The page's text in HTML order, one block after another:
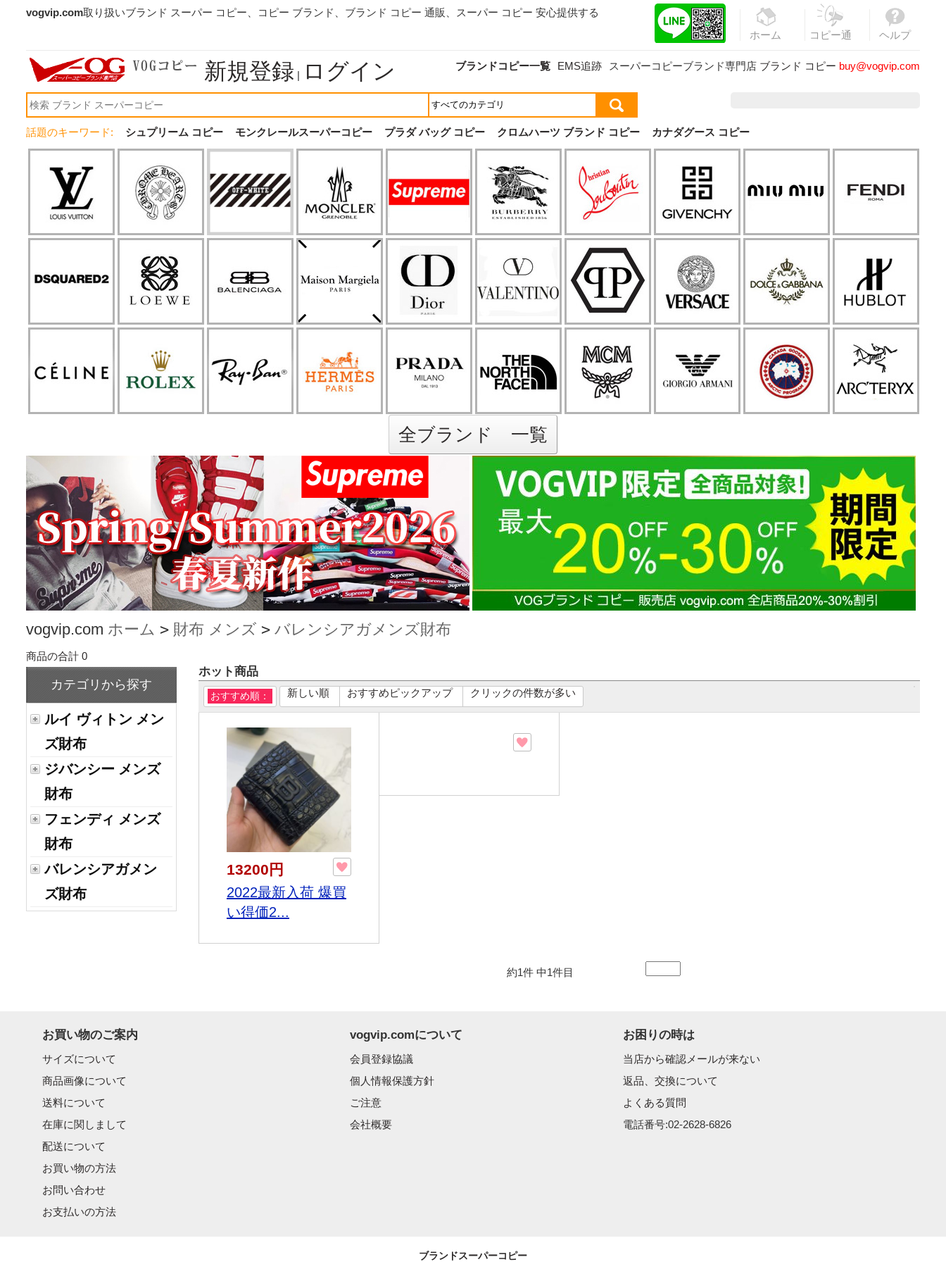
vogvip.com取り扱いブランド スーパー コピー、コピー ブランド、 ブランド コピー 通販
、スーパー コピー 安心提供する
ホーム
コピー通
ヘルプ
新規登録 | ログイン ブランドコピー一覧 EMS追跡 スーパーコピーブランド専門店 ブランド コピー buy@vogvip.com
話題のキーワード: シュプリーム コピー モンクレールスーパーコピー プラダ バッグ コピー クロムハーツ ブランド コピー カナダグース コピー
全ブランド 一覧
vogvip.com ホーム > 財布 メンズ > バレンシアガメンズ財布
商品の合計 0
カテゴリから探す
ルイ ヴィトン メン
ズ財布
ジバンシー メンズ
財布
フェンディ メンズ
財布
バレンシアガメン
ズ財布
ホット商品
おすすめ順： 新しい順 おすすめピックアップ クリックの件数が多い
13200円
2022最新入荷 爆買
い得価2...
約1件 中1件目
お買い物のご案内
サイズについて
商品画像について
送料について
在庫に関しまして
配送について
お買い物の方法
お問い合わせ
お支払いの方法
vogvip.comについて
会員登録協議
個人情報保護方針
ご注意
会社概要
お困りの時は
当店から確認メールが来ない
返品、交換について
よくある質問
電話番号:02-2628-6826
ブランドスーパーコピー